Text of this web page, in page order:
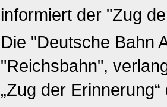
informiert der "Zug
Die "Deutsche Bahn
"Reichsbahn",
„Zug der